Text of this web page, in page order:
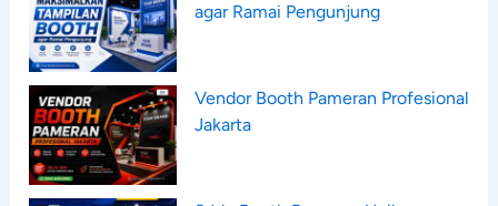
agar Ramai Pengunjung
Vendor Booth Pameran Profesional
Jakarta